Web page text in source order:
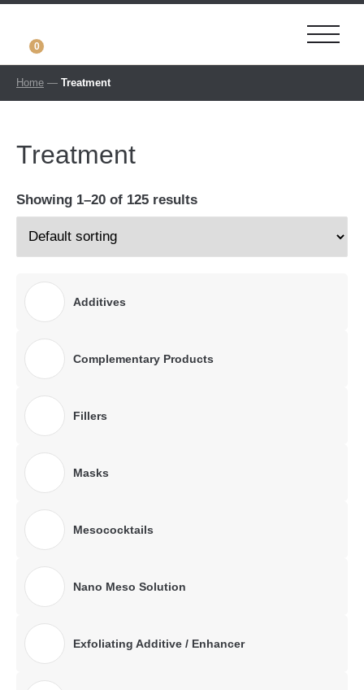
0
Home — Treatment
Treatment
Showing 1–20 of 125 results
Additives
Complementary Products
Fillers
Masks
Mesococktails
Nano Meso Solution
Exfoliating Additive / Enhancer